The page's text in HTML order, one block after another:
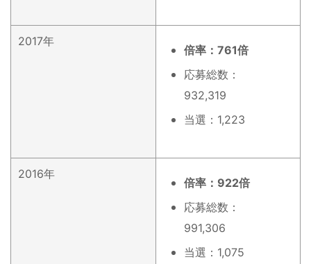
2017年
倍率：761倍
応募総数：
932,319
当選：1,223
2016年
倍率：922倍
応募総数：
991,306
当選：1,075